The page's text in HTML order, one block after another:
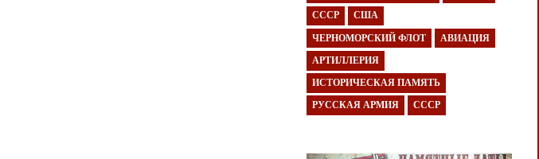
СССР США
ЧЕРНОМОРСКИЙ ФЛОТ АВИАЦИЯ
АРТИЛЛЕРИЯ
ИСТОРИЧЕСКАЯ ПАМЯТЬ
РУССКАЯ АРМИЯ СССР